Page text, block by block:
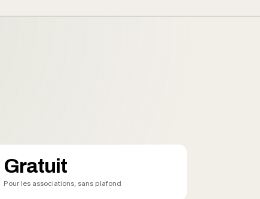
Gratuit
Pour les associations, sans plafond